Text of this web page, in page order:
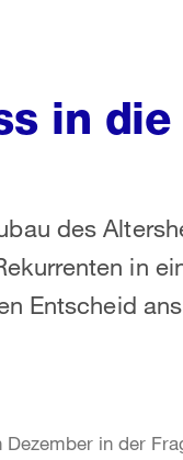
in
des
in
Entscheid
in der